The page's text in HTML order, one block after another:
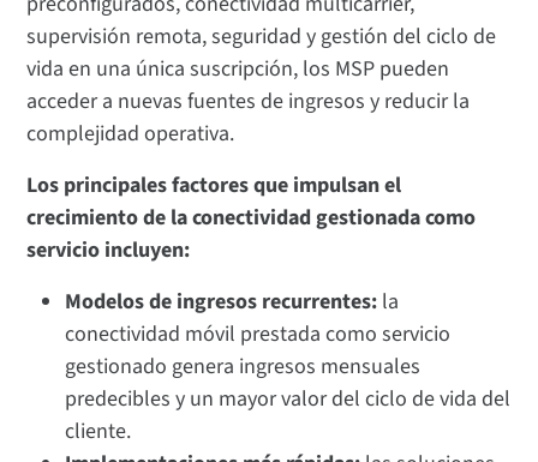
supervisión remota, seguridad y gestión del ciclo de
vida en una única suscripción, los MSP pueden
acceder a nuevas fuentes de ingresos y reducir la
complejidad operativa.
Los principales factores que impulsan el
crecimiento de la conectividad gestionada como
servicio incluyen:
Modelos de ingresos recurrentes: la
conectividad móvil prestada como servicio
gestionado genera ingresos mensuales
predecibles y un mayor valor del ciclo de vida del
cliente.